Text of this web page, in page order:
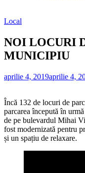
Local
NOI LOCURI
MUNICIPIU
aprilie 4, 2019aprilie 4,
Încă 132 de locuri de
parcarea începută în
de pe bulevardul Mihai
fost modernizată pentru
și un spațiu de relaxare.